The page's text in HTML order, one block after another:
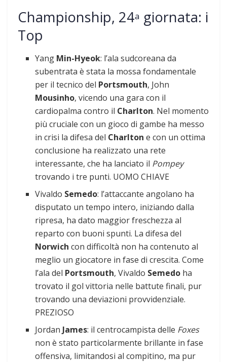
Championship, 24a giornata: i
Top
Yang Min-Hyeok: l’ala sudcoreana da
subentrata è stata la mossa fondamentale
per il tecnico del Portsmouth, John
Mousinho, vicendo una gara con il
cardiopalma contro il Charlton. Nel momento
più cruciale con un gioco di gambe ha messo
in crisi la difesa del Charltone con un ottima
conclusione ha realizzato una rete
interessante, che ha lanciato il Pompey
trovando i tre punti. UOMO CHIAVE
Vivaldo Semedo: l’attaccante angolano ha
disputato un tempo intero, iniziando dalla
ripresa, ha dato maggior freschezza al
reparto con buoni spunti. La difesa del
Norwichcon difficoltà non ha contenuto al
meglio un giocatore in fase di crescita. Come
l’ala del Portsmouth, Vivaldo Semedo ha
trovato il gol vittoria nelle battute finali, pur
trovando una deviazioni provvidenziale.
PREZIOSO
Jordan James: il centrocampista delle Foxes
non è stato particolarmente brillante in fase
offensiva, limitandosi al compitino, ma pur